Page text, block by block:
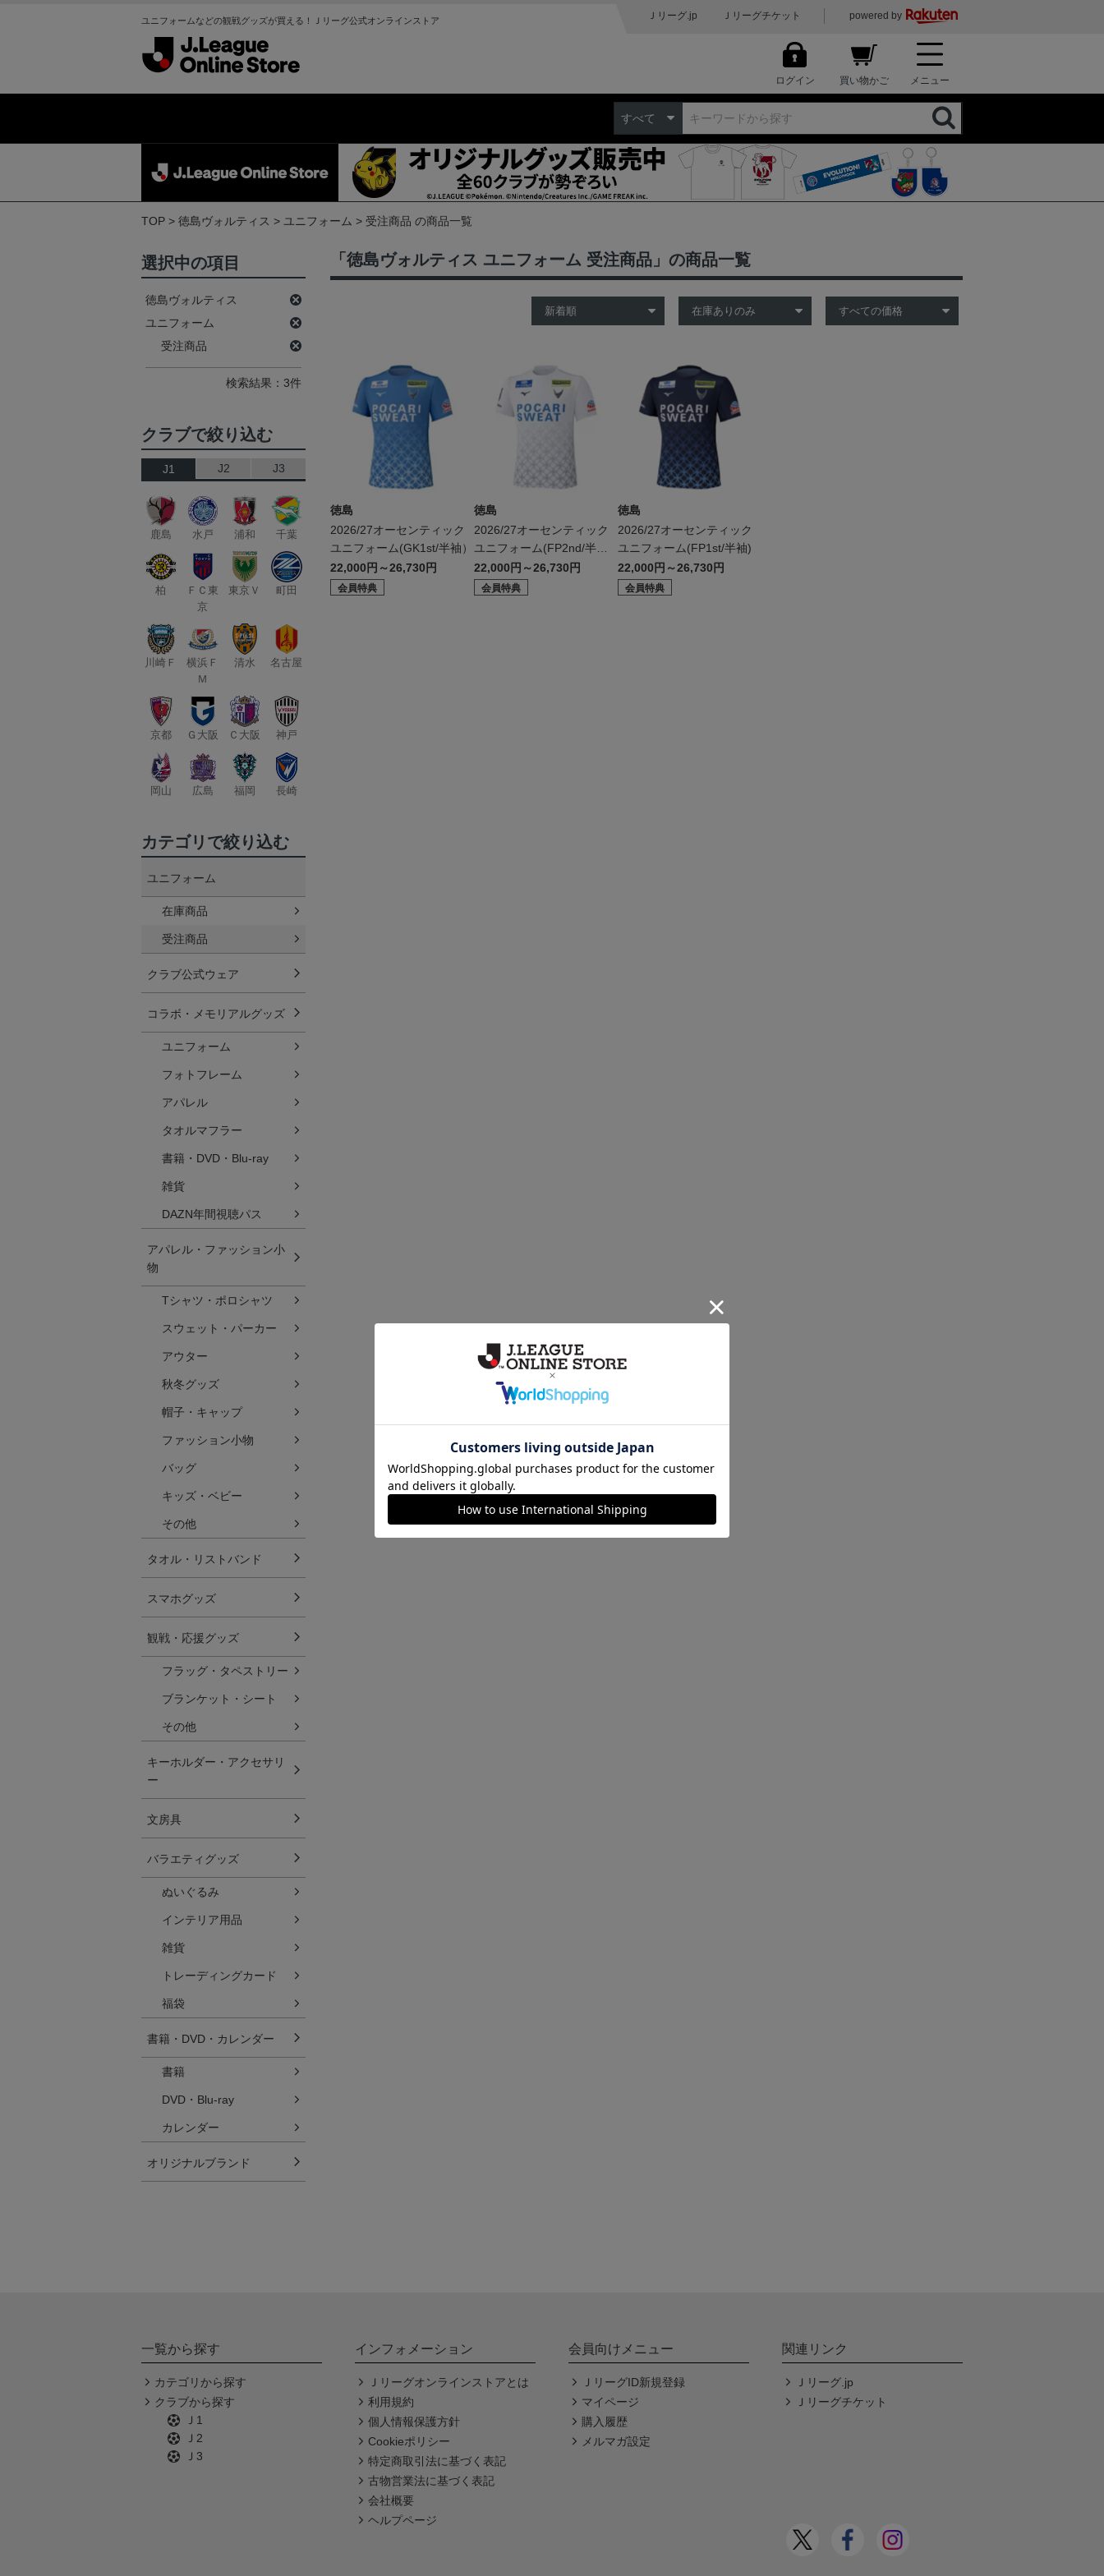
ユニフォームなどの観戦グッズが買える！Ｊリーグ公式オンラインストア Ｊリーグ.jp Ｊリーグチケット powered by
ログイン 買い物かご メニュー
すべて
TOP 徳島ヴォルティス ユニフォーム 受注商品 の商品一覧
「徳島ヴォルティス ユニフォーム 受注商品」の商品一覧
徳島
2026/27オーセンティック
ユニフォーム(GK1st/半袖）
22,000円～26,730円
会員特典
徳島
2026/27オーセンティック
ユニフォーム(FP2nd/半
袖）
22,000円～26,730円
会員特典
徳島
2026/27オーセンティック
ユニフォーム(FP1st/半袖)
22,000円～26,730円
会員特典
選択中の項目
徳島ヴォルティス
ユニフォーム
受注商品
検索結果：3件
クラブで絞り込む
J1 J2 J3
鹿島 水戸 浦和 千葉
柏
ＦＣ東
京
東京Ｖ 町田
川崎Ｆ
横浜Ｆ
Ｍ
清水 名古屋
京都 Ｇ大阪 Ｃ大阪 神戸
岡山 広島 福岡 長崎
カテゴリで絞り込む
ユニフォーム
在庫商品
受注商品
クラブ公式ウェア
コラボ・メモリアルグッズ
ユニフォーム
フォトフレーム
アパレル
タオルマフラー
書籍・DVD・Blu-ray
雑貨
DAZN年間視聴パス
アパレル・ファッション小
物
Tシャツ・ポロシャツ
スウェット・パーカー
アウター
秋冬グッズ
帽子・キャップ
ファッション小物
バッグ
キッズ・ベビー
その他
タオル・リストバンド
スマホグッズ
観戦・応援グッズ
フラッグ・タペストリー
ブランケット・シート
その他
キーホルダー・アクセサリ
ー
文房具
バラエティグッズ
ぬいぐるみ
インテリア用品
雑貨
トレーディングカード
福袋
書籍・DVD・カレンダー
書籍
DVD・Blu-ray
カレンダー
オリジナルブランド
一覧から探す
カテゴリから探す
クラブから探す
Ｊ1
Ｊ2
Ｊ3
インフォメーション
Ｊリーグオンラインストアとは
利用規約
個人情報保護方針
Cookieポリシー
特定商取引法に基づく表記
古物営業法に基づく表記
会社概要
ヘルプページ
会員向けメニュー
ＪリーグID新規登録
マイページ
購入履歴
メルマガ設定
関連リンク
Ｊリーグ.jp
Ｊリーグチケット